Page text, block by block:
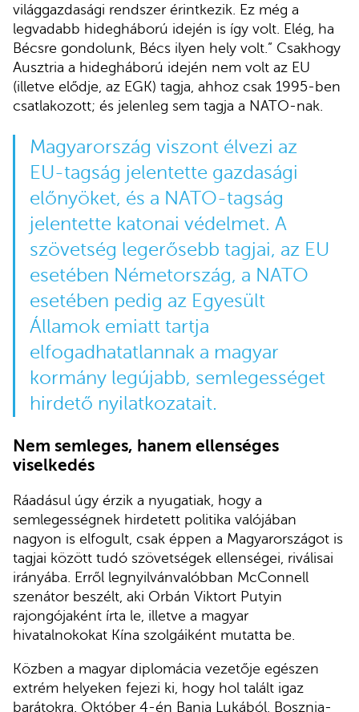
világgazdasági rendszer érintkezik. Ez még a
legvadabb hidegháború idején is így volt. Elég, ha
Bécsre gondolunk, Bécs ilyen hely volt.” Csakhogy
Ausztria a hidegháború idején nem volt az EU
(illetve elődje, az EGK) tagja, ahhoz csak 1995-ben
csatlakozott; és jelenleg sem tagja a NATO-nak.
Magyarország viszont élvezi az
EU-tagság jelentette gazdasági
előnyöket, és a NATO-tagság
jelentette katonai védelmet. A
szövetség legerősebb tagjai, az EU
esetében Németország, a NATO
esetében pedig az Egyesült
Államok emiatt tartja
elfogadhatatlannak a magyar
kormány legújabb, semlegességet
hirdető nyilatkozatait.
Nem semleges, hanem ellenséges
viselkedés
Ráadásul úgy érzik a nyugatiak, hogy a
semlegességnek hirdetett politika valójában
nagyon is elfogult, csak éppen a Magyarországot is
tagjai között tudó szövetségek ellenségei, riválisai
irányába. Erről legnyilvánvalóbban McConnell
szenátor beszélt, aki Orbán Viktort Putyin
rajongójaként írta le, illetve a magyar
hivatalnokokat Kína szolgáiként mutatta be.
Közben a magyar diplomácia vezetője egészen
extrém helyeken fejezi ki, hogy hol talált igaz
barátokra. Október 4-én Banja Lukából, Bosznia-